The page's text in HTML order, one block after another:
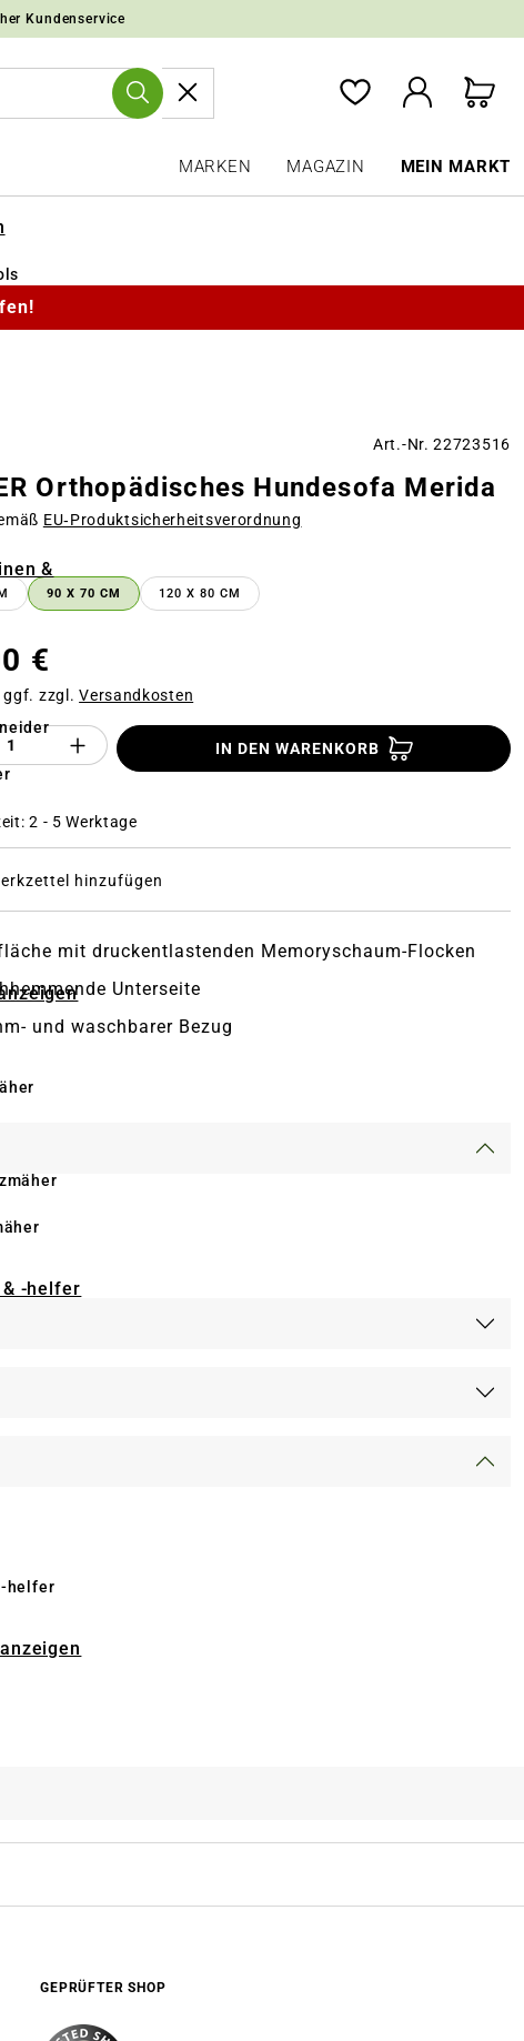
Kundenservice
MARKEN MAGAZIN MEIN MARKT
&
-helfer
helfer
Art.-Nr. 22723516
Orthopädisches Hundesofa Merida
EU‑Produktsicherheitsverordnung
90 X 70 CM 120 X 80 CM
€
ggf. zzgl.Versandkosten
Anzahl des Produktes "%product%":
IN DEN WARENKORB
2 - 5 Werktage
hinzufügen
mit druckentlastenden Memoryschaum-Flocken
Unterseite
und waschbarer Bezug
GEPRÜFTER SHOP